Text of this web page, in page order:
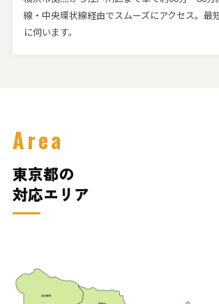
線・中央環状線経由でスムーズにアクセス。最
に伺います。
Area
東京都の
対応エリア